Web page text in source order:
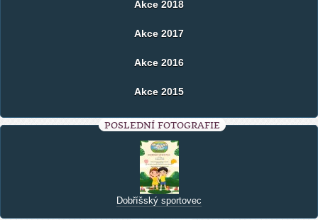
Akce 2018
Akce 2017
Akce 2016
Akce 2015
POSLEDNÍ FOTOGRAFIE
Dobříšský sportovec